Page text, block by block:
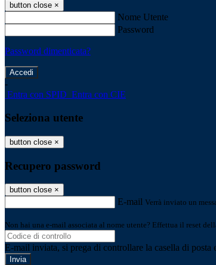
button close ×
Nome Utente
Password
Password dimenticata?
-
Entra con SPID Entra con CIE
Seleziona utente
button close ×
Recupero password
button close ×
E-mail Verrà inviato un
Non hai una e-mail associata al nome utente? Effettua il reset
E-mail inviata, si prega di controllare la casella di posta